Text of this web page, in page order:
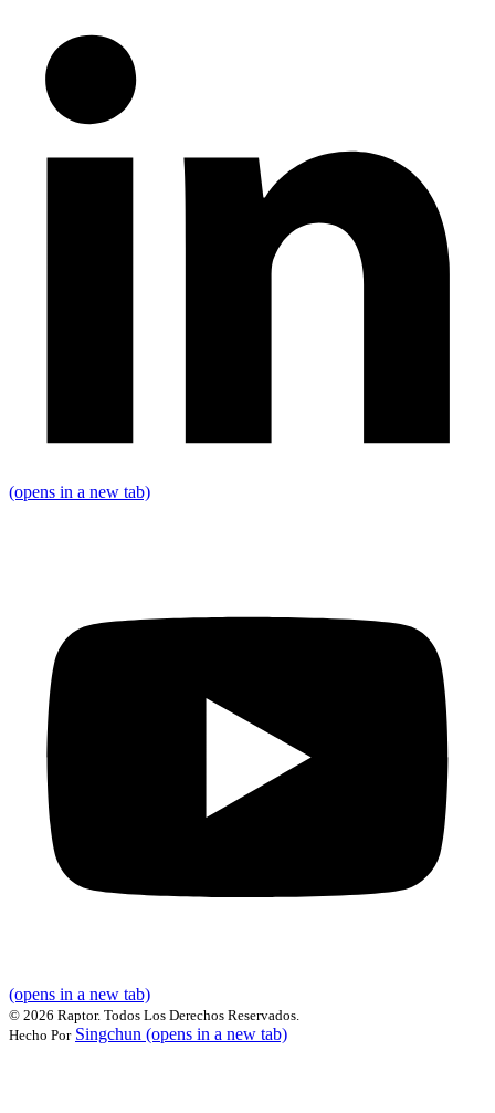
(opens in a new tab)
(opens in a new tab)
© 2026 Raptor. Todos Los Derechos Reservados.
Hecho Por Singchun (opens in a new tab)